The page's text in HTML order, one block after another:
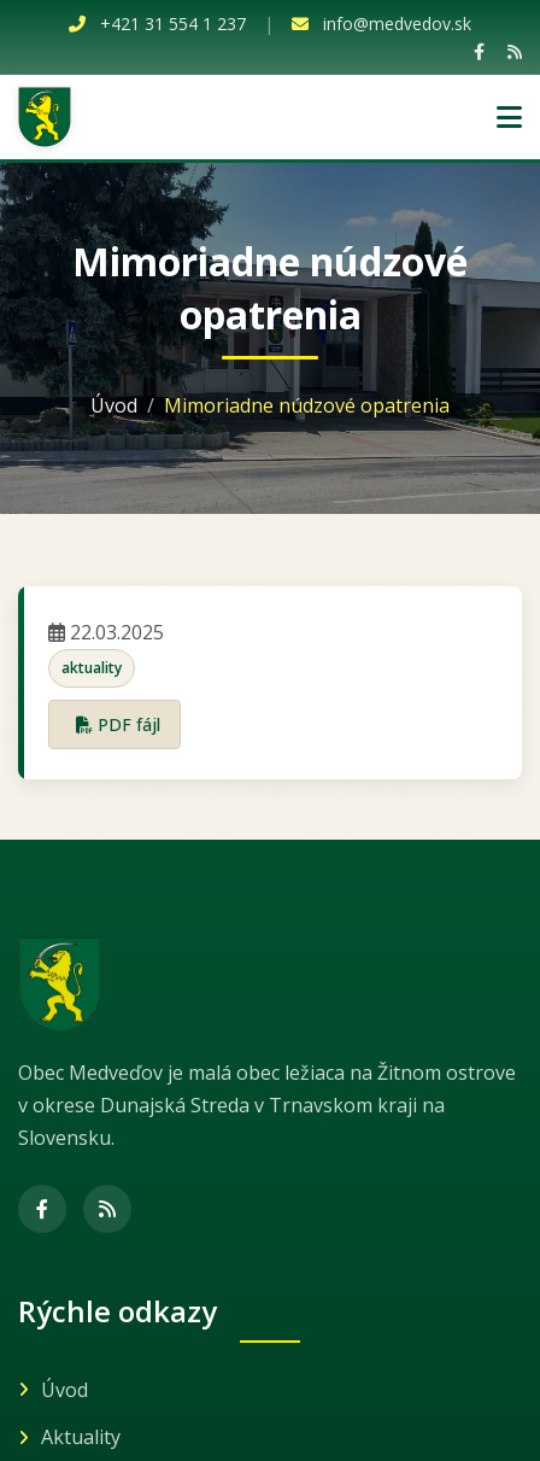
+421 31 554 1 237 | info@medvedov.sk
Mimoriadne núdzové
opatrenia
Úvod Mimoriadne núdzové opatrenia
22.03.2025
aktuality
PDF fájl
Obec Medveďov je malá obec ležiaca na Žitnom ostrove
v okrese Dunajská Streda v Trnavskom kraji na
Slovensku.
Rýchle odkazy
Úvod
Aktuality